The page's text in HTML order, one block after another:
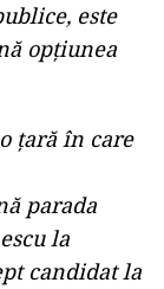
este
opţiunea
ţară în care
parada
la
candidat la